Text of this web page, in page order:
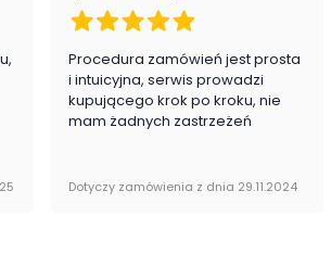
Procedura zamówień jest prosta
i intuicyjna, serwis prowadzi
kupującego krok po kroku, nie
mam żadnych zastrzeżeń
Dotyczy zamówienia z dnia 29.11.2024